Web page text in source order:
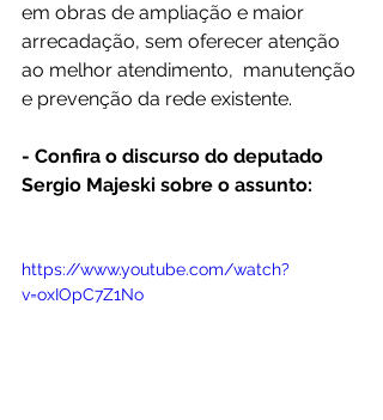
em obras de ampliação e maior
arrecadação, sem oferecer atenção
ao melhor atendimento,  manutenção
e prevenção da rede existente.
- Confira o discurso do deputado
Sergio Majeski sobre o assunto:
https://www.youtube.com/watch?
v=oxIOpC7Z1No